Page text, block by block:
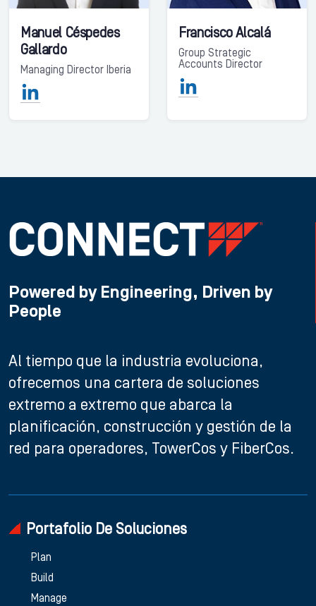
Manuel Céspedes
Gallardo
Managing Director Iberia
Francisco Alcalá
Group Strategic
Accounts Director
Powered by Engineering, Driven by
People
Al tiempo que la industria evoluciona,
ofrecemos una cartera de soluciones
extremo a extremo que abarca la
planificación, construcción y gestión de la
red para operadores, TowerCos y FiberCos.
Portafolio De Soluciones
Plan
Build
Manage